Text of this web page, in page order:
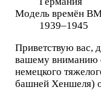
Модель времён
1939–1945
Приветствую вас,
вашему вниманию
немецкого
башней Хеншеля)